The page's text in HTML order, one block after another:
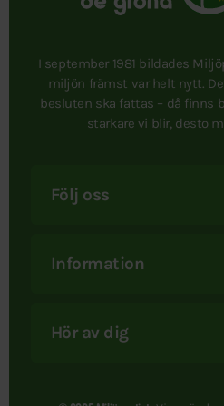
I september 1981 bildades
miljön främst var helt nytt.
besluten ska fattas – då finns
starkare vi blir, desto
Följ oss
Information
Hör av dig